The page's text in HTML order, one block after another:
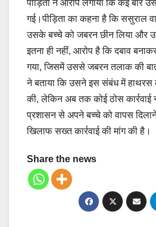
पीड़िता ने आरोप लगाया कि कई बार
गई।पीड़िता का कहना है कि ससुराल
उसके बच्चे को जबरन छीन लिया और
इतना ही नहीं, आरोप है कि दबाव
गया, जिसमें उससे जबरन तलाक की
ने बताया कि उसने इस संबंध में हाथरस
की, लेकिन अब तक कोई ठोस कार्रवाई
प्रशासन से अपने बच्चे को वापस
खिलाफ सख्त कार्रवाई की मांग की है।
Share the news